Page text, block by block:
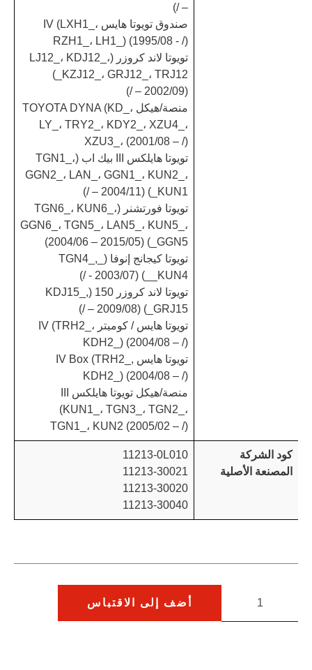
– /)
صندوق تويوتا هايس IV (LXH1_،
RZH1_، LH1_) (1995/08 - /)
تويوتا لاند كروزر (LJ12_، KDJ12_،
KZJ12_، GRJ12_، TRJ12_)
(2002/09 – /)
منصة/هيكل TOYOTA DYNA (KD_،
LY_، TRY2_، KDY2_، XZU4_،
XZU3_، (2001/08 – /)
تويوتا هايلكس III بيك اب (TGN1_،
GGN2_، LAN_، GGN1_، KUN2_،
KUN1_) (2004/11 – /)
تويوتا فورتشنر (TGN6_، KUN6_،
GGN6_، TGN5_، LAN5_، KUN5_،
GGN5_) (2004/06 – 2015/05)
تويوتا كيجانج إنوفا (_TGN4_,
_KUN4_) (2003/07 - /)
تويوتا لاند كروزر 150 (KDJ15_,
GRJ15_) (2009/08 – /)
تويوتا هايس / كوميتر IV (TRH2_،
KDH2_) (2004/08 – /)
تويوتا هايس IV Box (TRH2_,
KDH2_) (2004/08 – /)
(KUN1_، TGN3_، TGN2_،
TGN1_، KUN2 (2005/02 – /)
كود الشركة
المصنعة الأصلية
11213-0L010
11213-30021
11213-30020
11213-30040
أضف إلى الاقتباس